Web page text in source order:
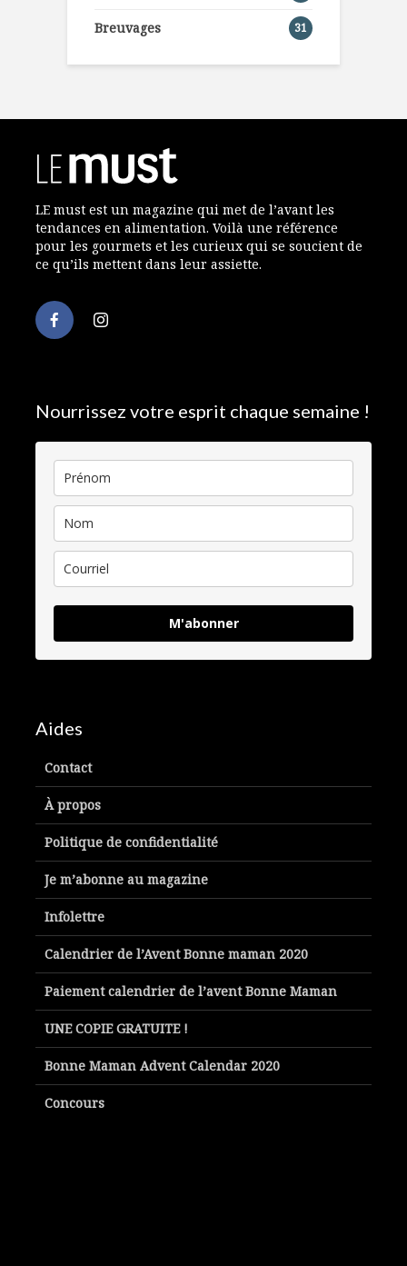
Breuvages 31
LE must est un magazine qui met de l’avant les
tendances en alimentation. Voilà une référence
pour les gourmets et les curieux qui se soucient de
ce qu’ils mettent dans leur assiette.
Nourrissez votre esprit chaque semaine !
M'abonner
Aides
Contact
À propos
Politique de confidentialité
Je m’abonne au magazine
Infolettre
Calendrier de l’Avent Bonne maman 2020
Paiement calendrier de l’avent Bonne Maman
UNE COPIE GRATUITE !
Bonne Maman Advent Calendar 2020
Concours